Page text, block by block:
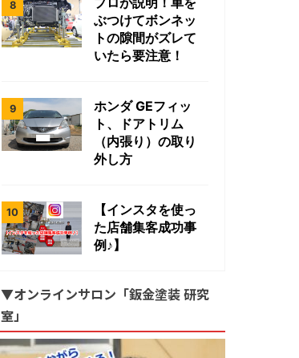
ぶつけてボンネッ
トの隙間がズレて
いたら要注意！
ホンダ GEフィッ
ト、ドアトリム
（内張り）の取り
外し方
【インスタを使っ
た店舗集客成功事
例♪】
▼オンラインサロン「鈑金塗装 研究
室」